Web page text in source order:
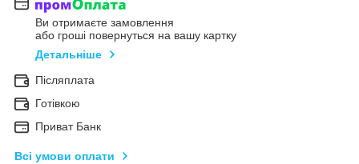
Ви отримаєте замовлення
або гроші повернуться на вашу картку
Детальніше
Післяплата
Готівкою
Приват Банк
Всі умови оплати